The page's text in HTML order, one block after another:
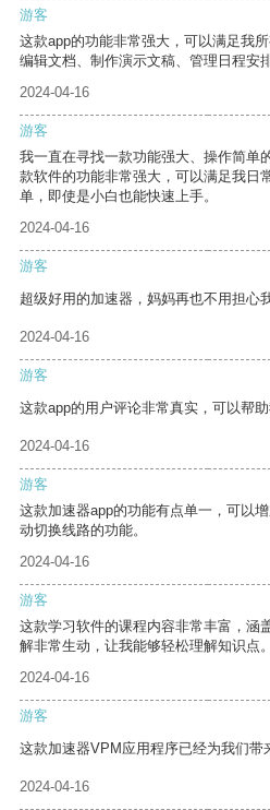
游客
这款app的功能非常强大，可以满足我
编辑文档、制作演示文稿、管理日程安排
2024-04-16
游客
我一直在寻找一款功能强大、操作简单
款软件的功能非常强大，可以满足我日
单，即使是小白也能快速上手。
2024-04-16
游客
超级好用的加速器，妈妈再也不用担心
2024-04-16
游客
这款app的用户评论非常真实，可以帮助
2024-04-16
游客
这款加速器app的功能有点单一，可以
动切换线路的功能。
2024-04-16
游客
这款学习软件的课程内容非常丰富，涵
解非常生动，让我能够轻松理解知识点。
2024-04-16
游客
这款加速器VPM应用程序已经为我们带
2024-04-16